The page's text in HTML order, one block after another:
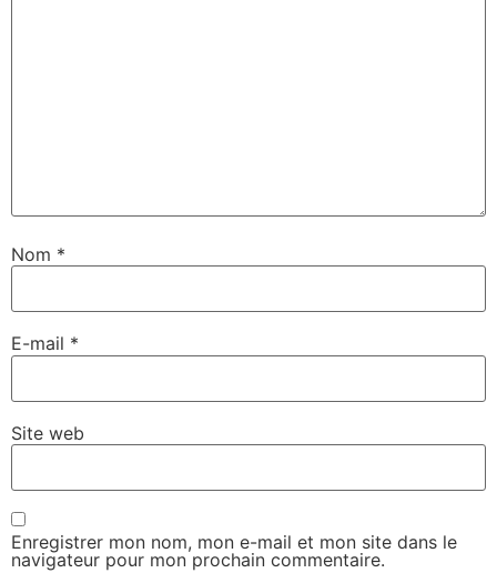
Nom *
E-mail *
Site web
Enregistrer mon nom, mon e-mail et mon site dans le
navigateur pour mon prochain commentaire.